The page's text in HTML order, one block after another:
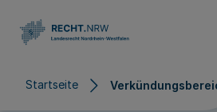
Startseite